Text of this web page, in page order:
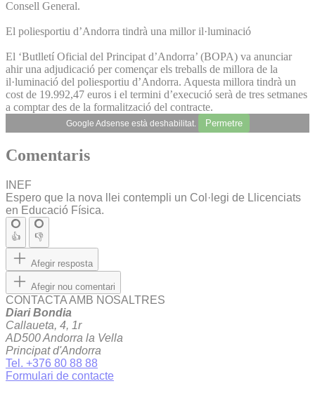
Consell General.
El poliesportiu d’Andorra tindrà una millor il·luminació
El ‘Butlletí Oficial del Principat d’Andorra’ (BOPA) va anunciar
ahir una adjudicació per començar els treballs de millora de la
il·luminació del poliesportiu d’Andorra. Aquesta millora tindrà un
cost de 19.992,47 euros i el termini d’execució serà de tres setmanes
a comptar des de la formalització del contracte.
Google Adsense està deshabilitat. Permetre
Comentaris
INEF
Espero que la nova llei contempli un Col·legi de Llicenciats
en Educació Física.
👍 👎
Afegir resposta
Afegir nou comentari
CONTACTA AMB NOSALTRES
Diari Bondia
Callaueta, 4, 1r
AD500 Andorra la Vella
Principat d'Andorra
Tel. +376 80 88 88
Formulari de contacte